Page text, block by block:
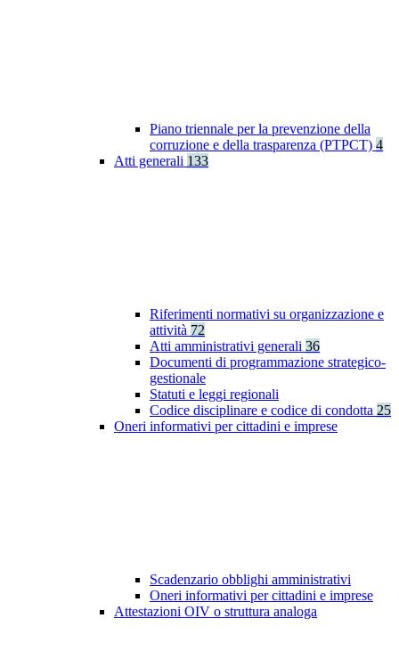
Piano triennale per la prevenzione della
corruzione e della trasparenza (PTPCT) 4
Atti generali 133
Riferimenti normativi su organizzazione e
attività 72
Atti amministrativi generali 36
Documenti di programmazione strategico-
gestionale
Statuti e leggi regionali
Codice disciplinare e codice di condotta 25
Oneri informativi per cittadini e imprese
Scadenzario obblighi amministrativi
Oneri informativi per cittadini e imprese
Attestazioni OIV o struttura analoga